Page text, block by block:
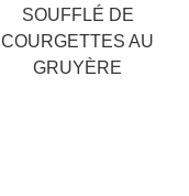
SOUFFLÉ DE
COURGETTES AU
GRUYÈRE